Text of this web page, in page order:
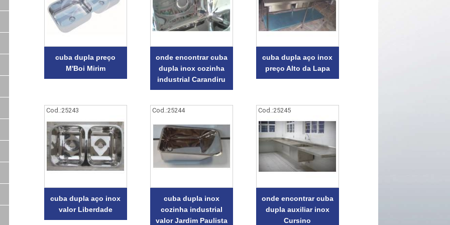
cuba dupla preço
M'Boi Mirim
onde encontrar cuba
dupla inox cozinha
industrial Carandiru
cuba dupla aço inox
preço Alto da Lapa
Cod.:25243
cuba dupla aço inox
valor Liberdade
Cod.:25244
cuba dupla inox
cozinha industrial
valor Jardim Paulista
Cod.:25245
onde encontrar cuba
dupla auxiliar inox
Cursino